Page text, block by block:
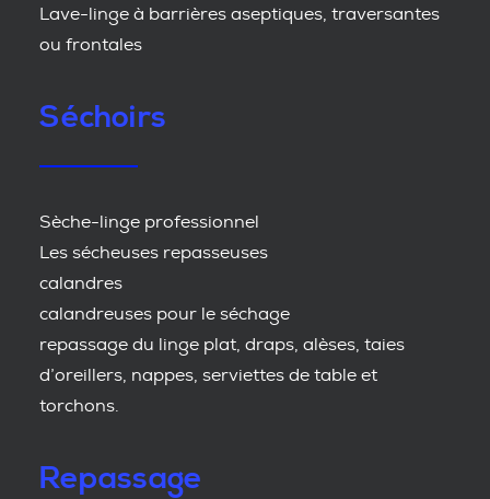
Lave-linge à barrières aseptiques, traversantes
ou frontales
Séchoirs
Sèche-linge professionnel
Les sécheuses repasseuses
calandres
calandreuses pour le séchage
repassage du linge plat, draps, alèses, taies
d’oreillers, nappes, serviettes de table et
torchons.
Repassage